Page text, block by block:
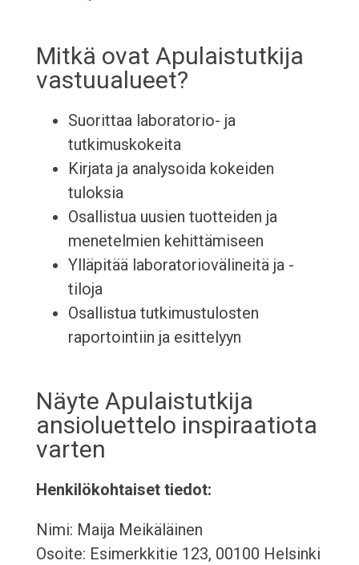
Mitkä ovat Apulaistutkija
vastuualueet?
Suorittaa laboratorio- ja
tutkimuskokeita
Kirjata ja analysoida kokeiden
tuloksia
Osallistua uusien tuotteiden ja
menetelmien kehittämiseen
Ylläpitää laboratoriovälineitä ja -
tiloja
Osallistua tutkimustulosten
raportointiin ja esittelyyn
Näyte Apulaistutkija
ansioluettelo inspiraatiota
varten
Henkilökohtaiset tiedot:
Nimi: Maija Meikäläinen
Osoite: Esimerkkitie 123, 00100 Helsinki